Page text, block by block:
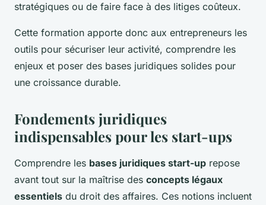
stratégiques ou de faire face à des litiges coûteux.
Cette formation apporte donc aux entrepreneurs les
outils pour sécuriser leur activité, comprendre les
enjeux et poser des bases juridiques solides pour
une croissance durable.
Fondements juridiques
indispensables pour les start-ups
Comprendre les bases juridiques start-up repose
avant tout sur la maîtrise des concepts légaux
essentiels du droit des affaires. Ces notions incluent